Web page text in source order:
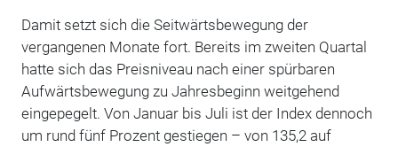
Damit setzt sich die Seitwärtsbewegung der
vergangenen Monate fort. Bereits im zweiten Quartal
hatte sich das Preisniveau nach einer spürbaren
Aufwärtsbewegung zu Jahresbeginn weitgehend
eingepegelt. Von Januar bis Juli ist der Index dennoch
um rund fünf Prozent gestiegen – von 135,2 auf